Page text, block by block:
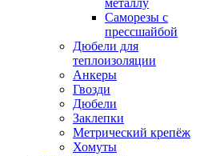
металлу
Саморезы с
прессшайбой
Дюбели для
теплоизоляции
Анкеры
Гвозди
Дюбели
Заклепки
Метрический крепёж
Хомуты